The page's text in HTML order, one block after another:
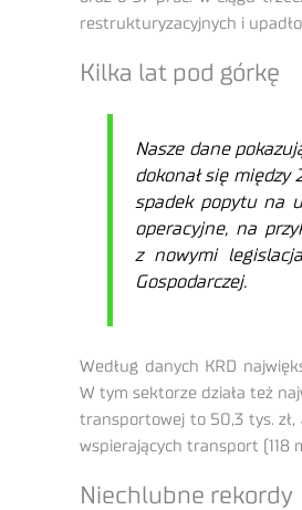
restrukturyzacyjnych i
Kilka lat pod górkę
Nasze dane
dokonał się między
spadek popytu na
operacyjne, na
z nowymi
Gospodarczej.
Według danych KRD
W tym sektorze działa też
transportowej to 50,3 tys. zł,
wspierających transport (118
Niechlubne rekordy